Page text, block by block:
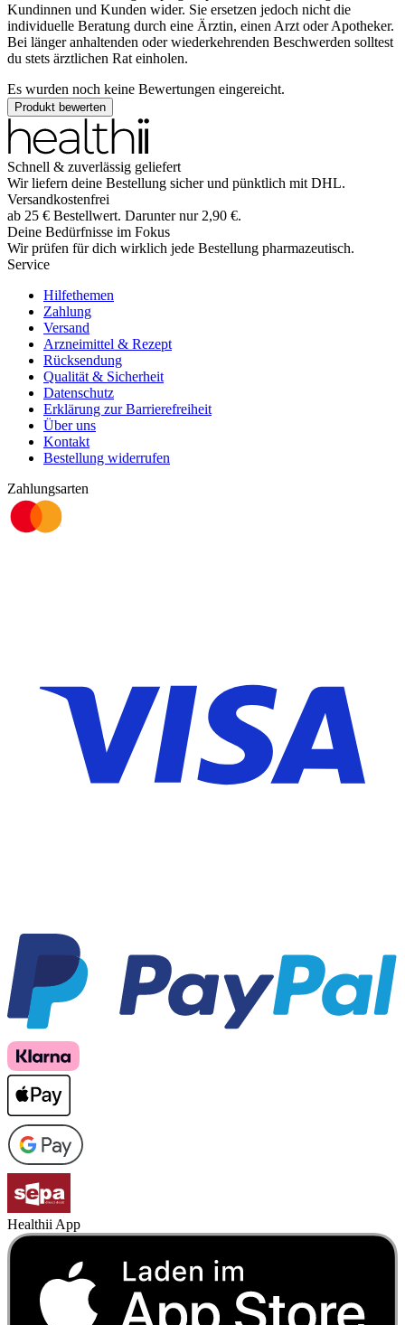
Kundinnen und Kunden wider. Sie ersetzen jedoch nicht die
individuelle Beratung durch eine Ärztin, einen Arzt oder Apotheker.
Bei länger anhaltenden oder wiederkehrenden Beschwerden solltest
du stets ärztlichen Rat einholen.
Es wurden noch keine Bewertungen eingereicht.
Produkt bewerten
Schnell & zuverlässig geliefert
Wir liefern deine Bestellung sicher und pünktlich mit DHL.
Versandkostenfrei
ab 25 € Bestellwert. Darunter nur 2,90 €.
Deine Bedürfnisse im Fokus
Wir prüfen für dich wirklich jede Bestellung pharmazeutisch.
Service
Hilfethemen
Zahlung
Versand
Arzneimittel & Rezept
Rücksendung
Qualität & Sicherheit
Datenschutz
Erklärung zur Barrierefreiheit
Über uns
Kontakt
Bestellung widerrufen
Zahlungsarten
Healthii App